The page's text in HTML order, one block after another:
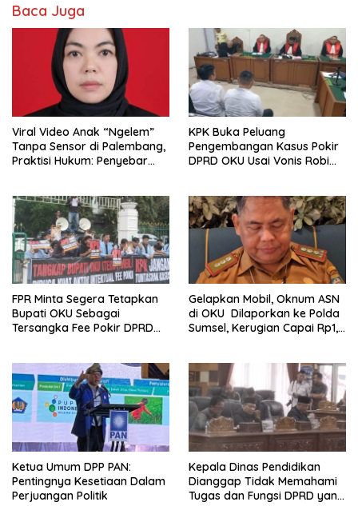
Baca Juga
Viral Video Anak “Ngelem”
Tanpa Sensor di Palembang,
Praktisi Hukum: Penyebar
KPK Buka Peluang
Pengembangan Kasus Pokir
DPRD OKU Usai Vonis Robi
FPR Minta Segera Tetapkan
Bupati OKU Sebagai
Tersangka Fee Pokir DPRD
Gelapkan Mobil, Oknum ASN
di OKU Dilaporkan ke Polda
Sumsel, Kerugian Capai Rp1,2
Ketua Umum DPP PAN:
Pentingnya Kesetiaan Dalam
Perjuangan Politik
Kepala Dinas Pendidikan
Dianggap Tidak Memahami
Tugas dan Fungsi DPRD yang